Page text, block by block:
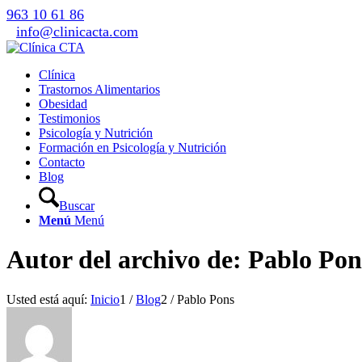
963 10 61 86
info@clinicacta.com
Clínica
Trastornos Alimentarios
Obesidad
Testimonios
Psicología y Nutrición
Formación en Psicología y Nutrición
Contacto
Blog
Buscar
Menú Menú
Autor del archivo de: Pablo
Usted está aquí: Inicio1 / Blog2 / Pablo Pons